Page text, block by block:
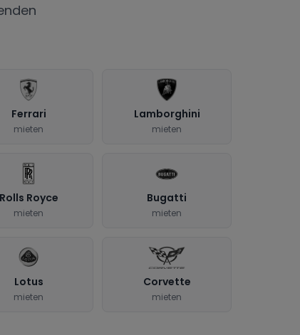
Ferrari
mieten
Lamborghini
mieten
Rolls Royce
mieten
Bugatti
mieten
Lotus
mieten
Corvette
mieten